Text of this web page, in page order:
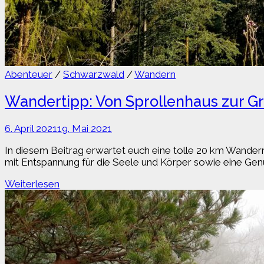
Abenteuer / Schwarzwald /Wandern
Wandertipp: Von Sprollenhaus zur
6. April 202119. Mai 2021
In diesem Beitrag erwartet euch eine tolle 20 km
mit Entspannung für die Seele und Körper sowie eine
Wandertipp:
Von
Sprollenhaus
zur
Grünhütte
auf
dem
Weiterlesen